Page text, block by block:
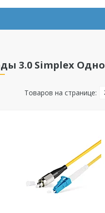
3.0 Simplex